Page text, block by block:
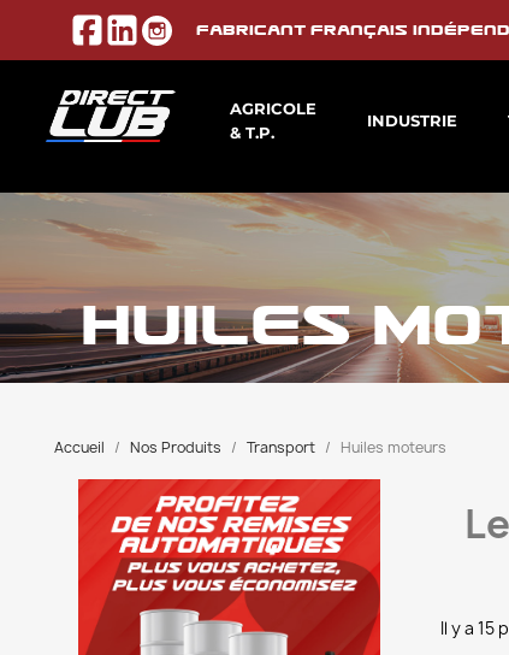
Fabricant français
AGRICOLE
& T.P.
INDUSTRIE
Accueil Nos Produits Transport Huiles moteurs
HUILES
Il y a 15